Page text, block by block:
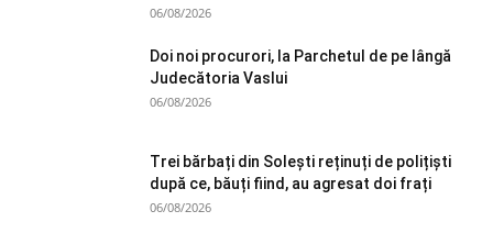
06/08/2026
Doi noi procurori, la Parchetul de pe lângă
Judecătoria Vaslui
06/08/2026
Trei bărbați din Solești reținuți de polițiști
după ce, băuți fiind, au agresat doi frați
06/08/2026